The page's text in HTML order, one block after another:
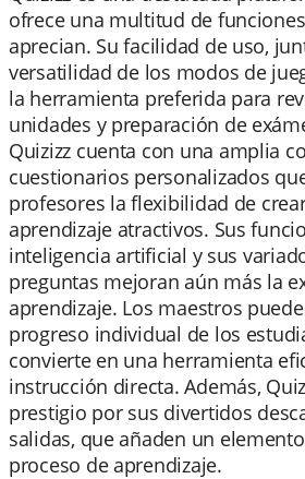
ofrece una multitud de
aprecian. Su facilidad de uso,
versatilidad de los modos de
la herramienta preferida para
unidades y preparación de
Quizizz cuenta con una amplia
cuestionarios personalizados
profesores la flexibilidad de
aprendizaje atractivos. Sus
inteligencia artificial y sus
preguntas mejoran aún más la
aprendizaje. Los maestros
progreso individual de los
convierte en una herramienta
instrucción directa. Además,
prestigio por sus divertidos
salidas, que añaden un
proceso de aprendizaje.